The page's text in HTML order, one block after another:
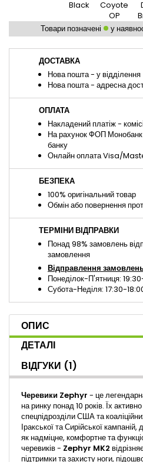
Black
Coyote
OP
Товари позначені у
ДОСТАВКА
Нова пошта - у відділення
Нова пошта - адресна
ОПЛАТА
Накладений платіж -
На рахунок ФОП Монобанк
банку
Онлайн оплата Visa/
БЕЗПЕКА
100% оригінальний товар
Обмін або повернення
ТЕРМІНИ ВІДПРАВКИ
Понад 98% замовлень
замовлення
Відправлення
Понеділок-П'ятниця:
Субота-Неділя: 17:30-
ОПИС
ДЕТАЛІ
ВІДГУКИ (1)
Черевики Zephyr - це
​​на ринку понад 10 років. Їх
спецпідрозділи США та
Іракської та Сирійської
як надміцне, комфортне та
черевиків - Zephyr MK2
підтримки та захисту ноги,